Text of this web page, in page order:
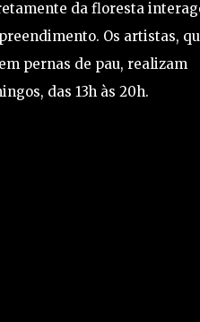
da floresta
Os artistas,
pernas de pau, realizam
das 13h às 20h.